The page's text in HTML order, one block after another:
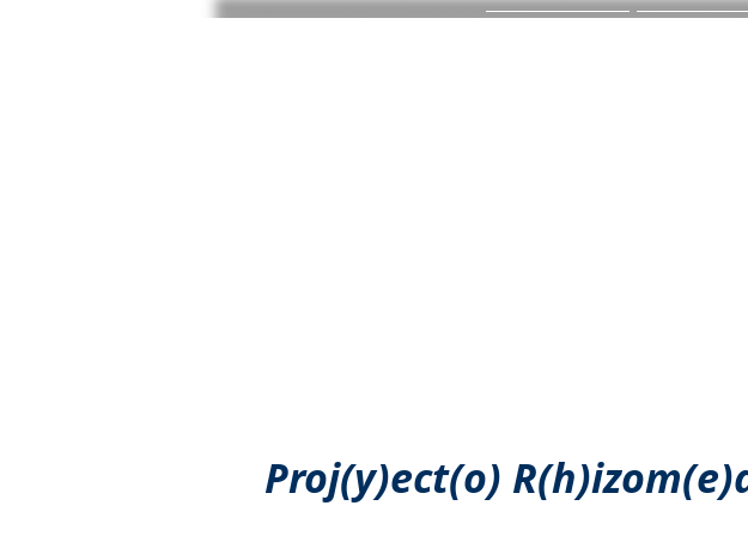
Proj(y)ect(o)